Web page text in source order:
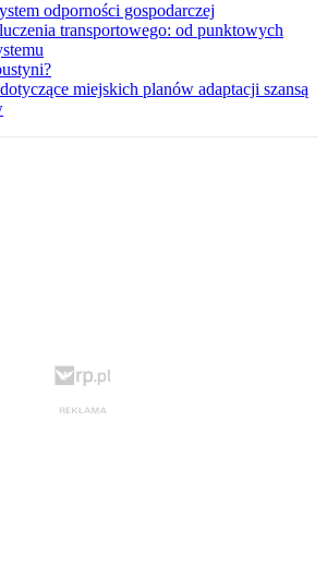
odporności gospodarczej
transportowego: od punktowych
miejskich planów adaptacji szansą